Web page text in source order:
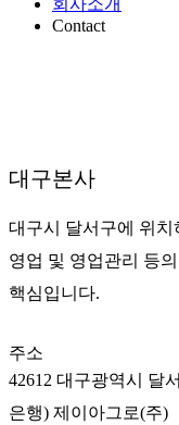
회사소개
Contact
대구본사
대구시 달서구에 위
영업 및 영업관리 등
핵심입니다.
주소
42612 대구광역시 달
은행) 제이아그로(주)